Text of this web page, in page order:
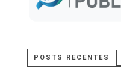
POSTS RECENTES